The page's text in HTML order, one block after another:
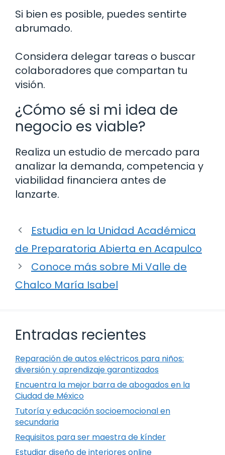
Si bien es posible, puedes sentirte
abrumado.
Considera delegar tareas o buscar
colaboradores que compartan tu
visión.
¿Cómo sé si mi idea de
negocio es viable?
Realiza un estudio de mercado para
analizar la demanda, competencia y
viabilidad financiera antes de
lanzarte.
Estudia en la Unidad Académica
de Preparatoria Abierta en Acapulco
Conoce más sobre Mi Valle de
Chalco María Isabel
Entradas recientes
Reparación de autos eléctricos para niños:
diversión y aprendizaje garantizados
Encuentra la mejor barra de abogados en la
Ciudad de México
Tutoría y educación socioemocional en
secundaria
Requisitos para ser maestra de kínder
Estudiar diseño de interiores online